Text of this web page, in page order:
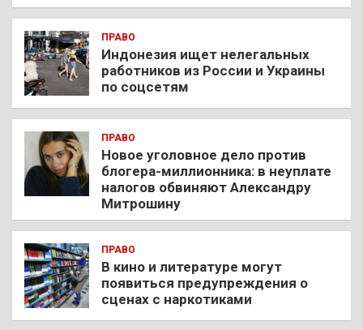
ПРАВО
Индонезия ищет нелегальных
работников из России и Украины
по соцсетям
ПРАВО
Новое уголовное дело против
блогера-миллионника: в неуплате
налогов обвиняют Александру
Митрошину
ПРАВО
В кино и литературе могут
появиться предупреждения о
сценах с наркотиками